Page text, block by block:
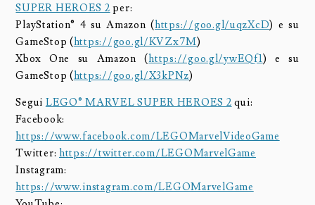
SUPER HEROES 2 per:
PlayStation® 4 su Amazon (https://goo.gl/uqzXcD) e su
GameStop (https://goo.gl/KVZx7M)
Xbox One su Amazon (https://goo.gl/ywEQf1) e su
GameStop (https://goo.gl/X3kPNz)
Segui LEGO® MARVEL SUPER HEROES 2 qui:
Facebook:
https://www.facebook.com/LEGOMarvelVideoGame
Twitter:https://twitter.com/LEGOMarvelGame
Instagram:
https://www.instagram.com/LEGOMarvelGame